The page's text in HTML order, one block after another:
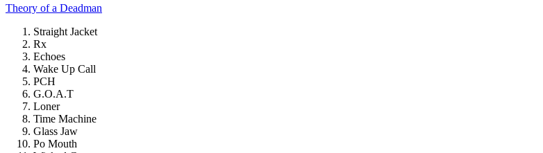
Theory of a Deadman
Straight Jacket
Rx
Echoes
Wake Up Call
PCH
G.O.A.T
Loner
Time Machine
Glass Jaw
Po Mouth